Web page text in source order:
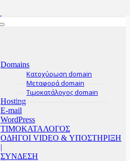
Domains
Κατοχύρωση domain
Μεταφορά domain
Τιμοκατάλογος domain
Hosting
E-mail
WordPress
ΤΙΜΟΚΑΤΑΛΟΓΟΣ
ΟΔΗΓΟΙ VIDEO & ΥΠΟΣΤΗΡΙΞΗ
|
ΣΥΝΔΕΣΗ